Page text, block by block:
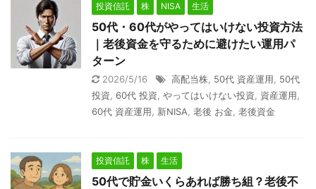
投資信託 株 NISA 生活
50代・60代がやってはいけない投資方法
｜老後資金を守るために避けたい運用パ
ターン
2026/5/16 高配当株 50代 資産運用
50代
投資
60代 投資 やってはいけない投資 資産運用
60代 資産運用
新NISA 老後 お金 老後資金
投資信託 株 生活
50代で貯金いくらあれば勝ち組？老後不